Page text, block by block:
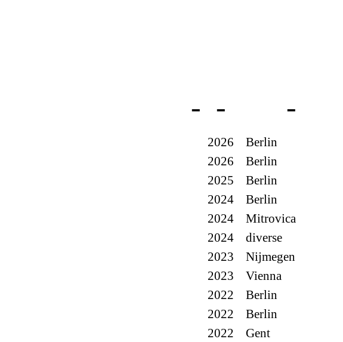
2026 Berlin
2026 Berlin
2025 Berlin
2024 Berlin
2024 Mitrovica
2024 diverse
2023 Nijmegen
2023 Vienna
2022 Berlin
2022 Berlin
2022 Gent